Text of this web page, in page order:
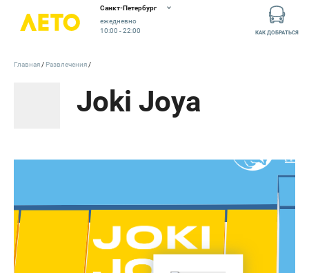
Санкт-Петербург
ежедневно
10:00 - 22:00
КАК ДОБРАТЬСЯ
Joki Joya
Главная Развлечения